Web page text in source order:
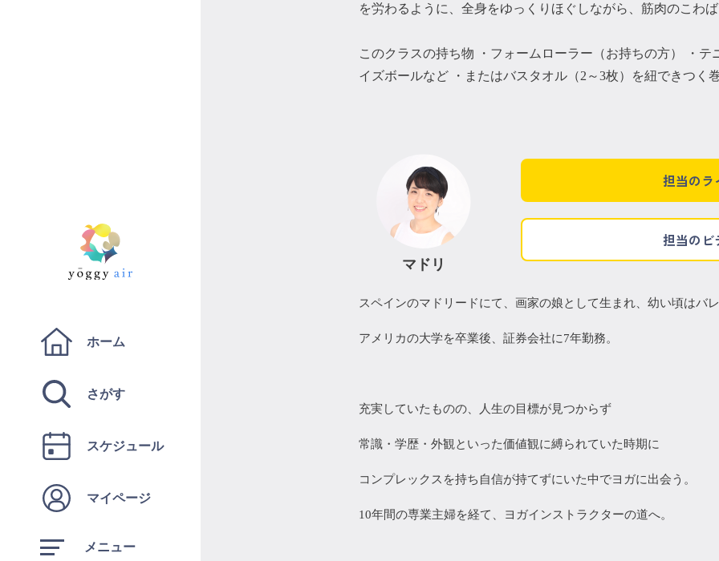
ホーム
さがす
スケジュール
マイページ
メニュー
を労わるように、全身をゆっくりほぐしながら、筋肉のこわ
このクラスの持ち物 ・フォームローラー（お持ちの方） ・
イズボールなど ・またはバスタオル（2～3枚）を紐できつく
マドリ
担当のラ
担当のビ
スペインのマドリードにて、画家の娘として生まれ、幼い頃はバレ
アメリカの大学を卒業後、証券会社に7年勤務。
充実していたものの、人生の目標が見つからず
常識・学歴・外観といった価値観に縛られていた時期に
コンプレックスを持ち自信が持てずにいた中でヨガに出会う。
10年間の専業主婦を経て、ヨガインストラクターの道へ。